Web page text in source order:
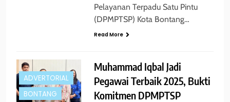
Pelayanan Terpadu Satu Pintu
(DPMPTSP) Kota Bontang…
Read More
ADVERTORIAL
BONTANG
Muhammad Iqbal Jadi
Pegawai Terbaik 2025, Bukti
Komitmen DPMPTSP